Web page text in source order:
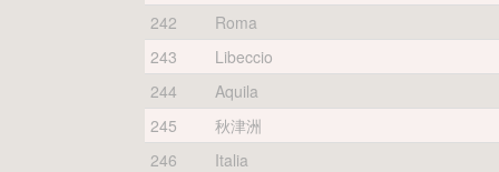
242
Roma
243
Libeccio
244
Aquila
245
秋津洲
246
Italia